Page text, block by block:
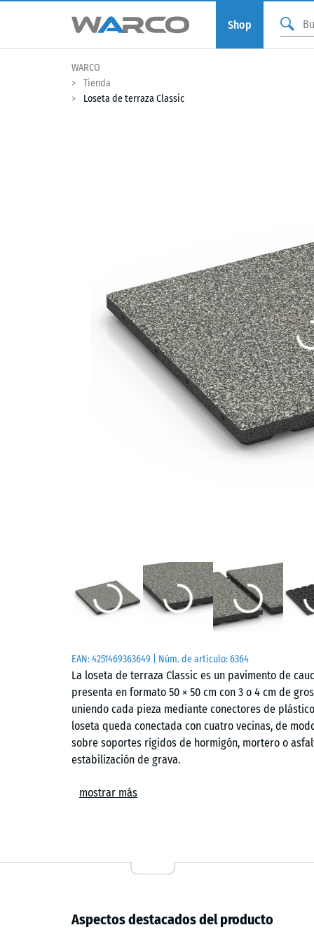
Shop
WARCO
Tienda
Loseta de terraza Classic
EAN:4251469363649 | Núm. de artículo:6364
La loseta de terraza Classic es un pavimento de
presenta en formato 50 × 50 cm con 3 o 4 cm de
uniendo cada pieza mediante conectores de
loseta queda conectada con cuatro vecinas, de
sobre soportes rígidos de hormigón, mortero o
estabilización de grava.
Estructura y superficie
UV. La superficie es fina, uniforme y antideslizante,
mostrar más
Aspectos destacados del producto